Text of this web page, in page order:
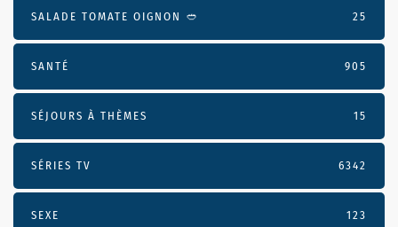
SALADE TOMATE OIGNON 🥙 25
SANTÉ 905
SÉJOURS À THÈMES 15
SÉRIES TV 6342
SEXE 123